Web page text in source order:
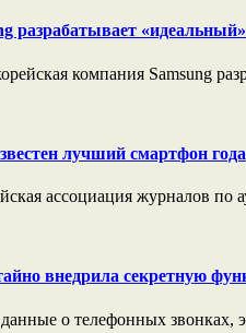
разрабатывает
компания Samsung
лучший смартфон года
ассоциация журналов по
внедрила секретную
о телефонных звонках,